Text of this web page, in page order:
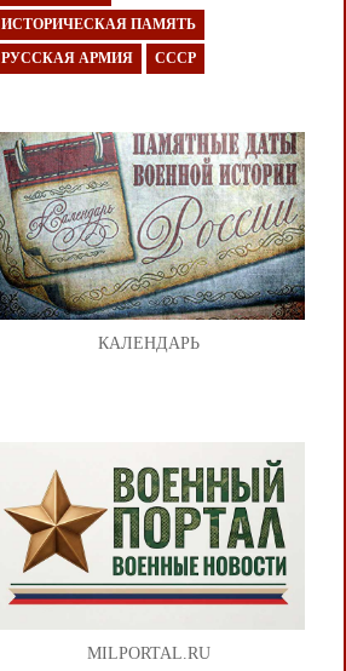
ИСТОРИЧЕСКАЯ ПАМЯТЬ
РУССКАЯ АРМИЯ СССР
КАЛЕНДАРЬ
MILPORTAL.RU